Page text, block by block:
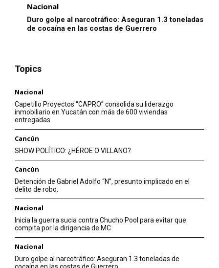
Nacional
Duro golpe al narcotráfico: Aseguran 1.3 toneladas
de cocaína en las costas de Guerrero
Topics
Nacional
Capetillo Proyectos “CAPRO” consolida su liderazgo
inmobiliario en Yucatán con más de 600 viviendas
entregadas
Cancún
SHOW POLÍTICO: ¿HÉROE O VILLANO?
Cancún
Detención de Gabriel Adolfo “N”, presunto implicado en el
delito de robo.
Nacional
Inicia la guerra sucia contra Chucho Pool para evitar que
compita por la dirigencia de MC
Nacional
Duro golpe al narcotráfico: Aseguran 1.3 toneladas de